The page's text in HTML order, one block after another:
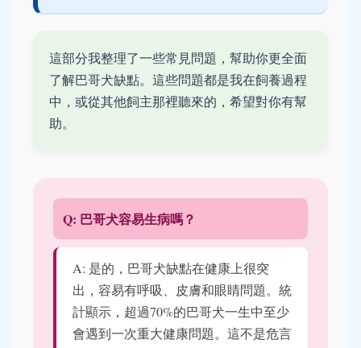
這部分我整理了一些常見問題，幫助你更全面
了解巴哥犬缺點。這些問題都是我在飼養過程
中，或從其他飼主那裡聽來的，希望對你有幫
助。
Q: 巴哥犬容易生病嗎？
A: 是的，巴哥犬缺點在健康上很突
出，容易有呼吸、皮膚和眼睛問題。統
計顯示，超過70%的巴哥犬一生中至少
會遇到一次重大健康問題。這不是危言